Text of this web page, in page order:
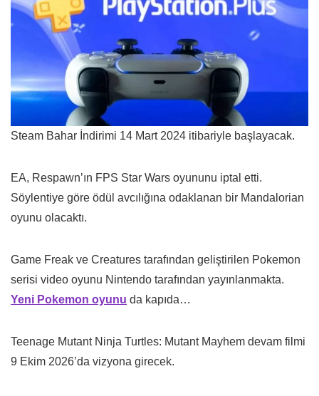
Steam Bahar İndirimi 14 Mart 2024 itibariyle başlayacak.
EA, Respawn’ın FPS Star Wars oyununu iptal etti.
Söylentiye göre ödül avcılığına odaklanan bir Mandalorian
oyunu olacaktı.
Game Freak ve Creatures tarafından geliştirilen Pokemon
serisi video oyunu Nintendo tarafından yayınlanmakta.
Yeni Pokemon oyunu da kapıda…
Teenage Mutant Ninja Turtles: Mutant Mayhem devam filmi
9 Ekim 2026’da vizyona girecek.